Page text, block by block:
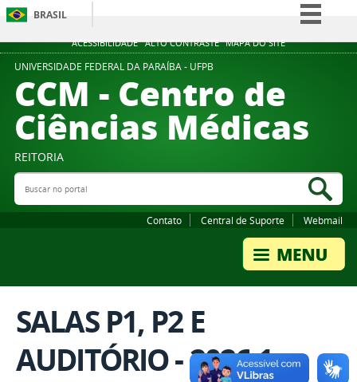
ACESSIBILIDADE ALTO CONTRASTE MAPA DO SITE
BRASIL
Simplifique!
Participe
Acesso à informação
Legislação
UNIVERSIDADE FEDERAL DA PARAÍBA - UFPB
CCM - Centro de
Ciências Médicas
REITORIA
Buscar no portal
Contato Central de Suporte Webmail
SALAS P1, P2 E
AUDITÓRIO - 2026.1